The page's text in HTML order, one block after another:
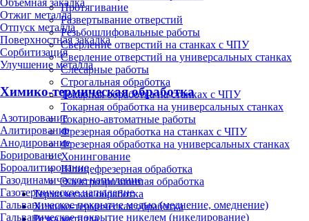
Отжиг металла
Отпуск металла
Поверхностная закалка
Сорбитизация
Улучшение металла
Химико-термическая обработка
Азотирование
Алитирование
Анодирование
Борирование
Бороалитирование
Газодинамическое напыление
Газотермическое напыление
Гальваническое покрытие медью (меднение, омеднение)
Гальваническое покрытие никелем (никелирование)
Протягивание
Развертывание отверстий
Резьбошлифовальные работы
Сверление отверстий на станках с ЧПУ
Сверление отверстий на универсальных станках
Слесарные работы
Строгальная обработка
Токарная обработка на станках с ЧПУ
Токарная обработка на универсальных станках
Токарно-автоматные работы
Фрезерная обработка на станках с ЧПУ
Фрезерная обработка на универсальных станках
Хонингование
Шлицефрезерная обработка
Электроэрозионная обработка
Термическая обработка
Химико-термическая обработка
Резка металла